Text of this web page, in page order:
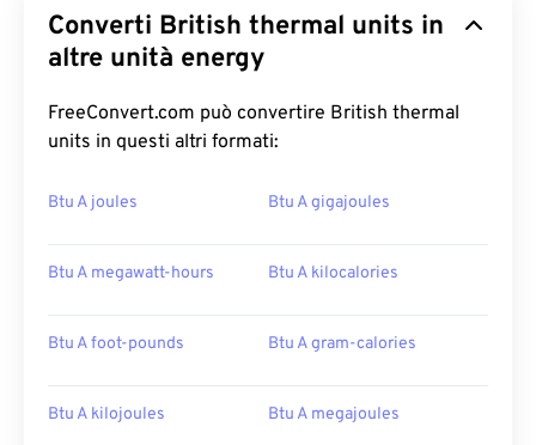
Converti British thermal units in
altre unità energy
FreeConvert.com può convertire British thermal
units in questi altri formati:
Btu A joules Btu A gigajoules
Btu A megawatt-hours Btu A kilocalories
Btu A foot-pounds Btu A gram-calories
Btu A kilojoules Btu A megajoules